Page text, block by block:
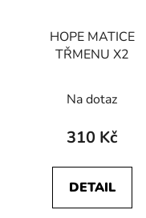
HOPE MATICE
TŘMENU X2
Na dotaz
310 Kč
DETAIL